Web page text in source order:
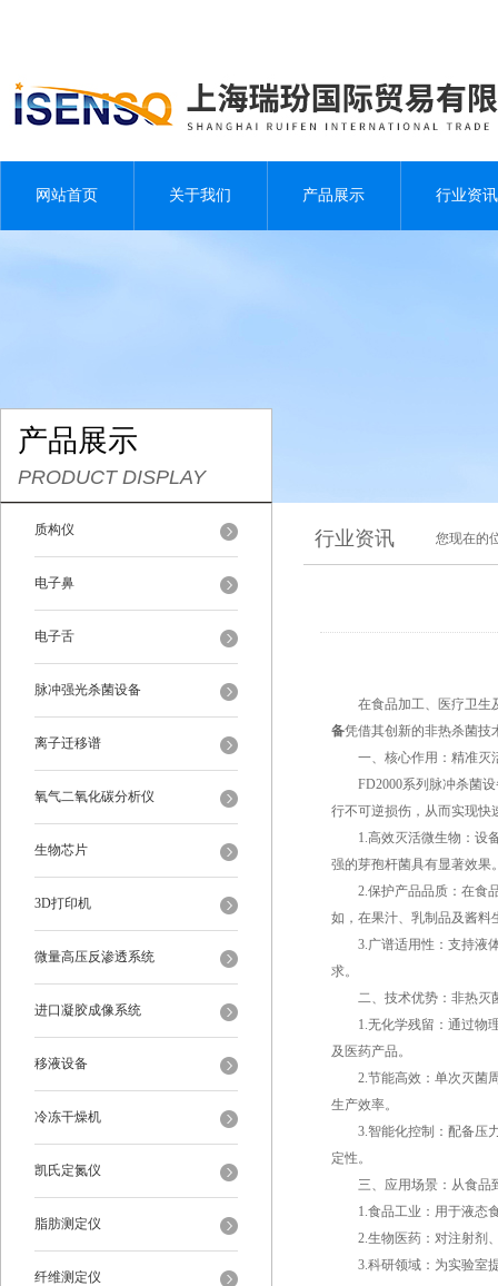
网站首页 关于我们 产品展示 行业资讯
产品展示
PRODUCT DISPLAY
质构仪
电子鼻
电子舌
脉冲强光杀菌设备
离子迁移谱
氧气二氧化碳分析仪
生物芯片
3D打印机
微量高压反渗透系统
进口凝胶成像系统
移液设备
冷冻干燥机
凯氏定氮仪
脂肪测定仪
纤维测定仪
行业资讯 您现在的
在食品加工、医疗卫生及
备凭借其创新的非热杀菌技
一、核心作用：精准灭
FD2000系列脉冲杀菌设
行不可逆损伤，从而实现快
1.高效灭活微生物：设备
强的芽孢杆菌具有显著效果
2.保护产品品质：在食品
如，在果汁、乳制品及酱料
3.广谱适用性：支持液体
求。
二、技术优势：非热灭
1.无化学残留：通过物理
及医药产品。
2.节能高效：单次灭菌周
生产效率。
3.智能化控制：配备压力
定性。
三、应用场景：从食品
1.食品工业：用于液态食
2.生物医药：对注射剂、
3.科研领域：为实验室提